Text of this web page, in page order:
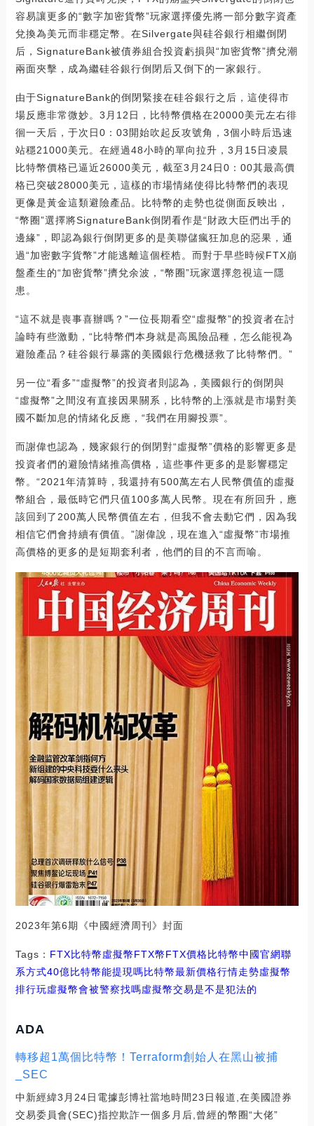
容易讓更多的“數字加密貨幣”玩家選擇優先將一部分數字資產
兌換為美元而非穩定幣。在Silvergate與硅谷銀行相繼倒閉
后，SignatureBank被債券組合投資虧損與“加密貨幣”擠兌潮
兩面夾擊，成為繼硅谷銀行倒閉后又倒下的一家銀行。
由于SignatureBank的倒閉緊接在硅谷銀行之后，這使得市
場反應非常微妙。3月12日，比特幣價格在20000美元左右徘
徊一天后，于次日0：03開始吹起反攻號角，3個小時后迅速
站穩21000美元。在經過48小時的單向拉升，3月15日凌晨
比特幣價格已逼近26000美元，截至3月24日0：00其最高價
格已突破28000美元，這樣的市場情緒使得比特幣們的表現
更像是黃金這類避險產品。比特幣的走勢也從側面反映出，
“幣圈”選擇將SignatureBank倒閉看作是“財政大臣們出手的
邊緣”，即認為銀行倒閉更多的是美聯儲瘋狂加息的惡果，通
過“加密數字貨幣”才能逃離這個桎梏。而對于早些時候FTX崩
盤產生的“加密貨幣”擠兌余波，“幣圈”玩家選擇忽視這一隱
患。
“這不就是喪事喜辦嗎？”一位長期看空“虛擬幣”的投資者在討
論時有些激動，“比特幣們本身就是高風險品種，怎么能視為
避險產品？硅谷銀行暴露的美國銀行危機拯救了比特幣們。”
另一位“看多”“虛擬幣”的投資者則認為，美國銀行的倒閉與
“虛擬幣”之間沒有直接因果關系，比特幣的上漲就是市場對美
國不斷加息的情緒化反應，“我們在用腳投票”。
而謝偉也認為，幾家銀行的倒閉對“虛擬幣”價格的影響更多是
投資者們的避險情緒推高價格，這些事件更多的是影響穩定
幣。“2021年清算時，我還持有500萬左右人民幣價值的虛擬
幣組合，最低時它們只值100多萬人民幣。現在有所回升，應
該回到了200萬人民幣價值左右，但我不會去動它們，因為我
相信它們會持續有價值。”謝偉說，現在進入“虛擬幣”市場推
高價格的更多的是短期套利者，他們的目的不言而喻。
2023年第6期《中國經濟周刊》封面
Tags： FTX比特幣虛擬幣FTX幣FTX價格比特幣中國官網聯
系方式40億比特幣能提現嗎比特幣最新價格行情走勢虛擬幣
排行玩虛擬幣會被警察找嗎虛擬幣交易是不是犯法的
ADA
轉移超1萬個比特幣！Terraform創始人在黑山被捕
_SEC
中新經緯3月24日電據彭博社當地時間23日報道,在美國證券
交易委員會(SEC)指控欺詐一個多月后,曾經的幣圈“大佬”